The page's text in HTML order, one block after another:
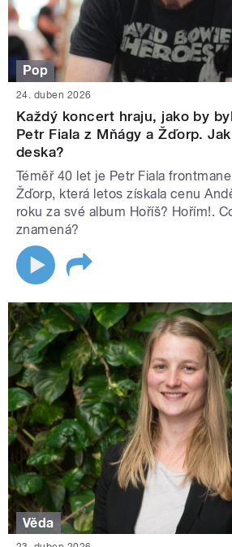
Pop
24. duben 2026
Každý koncert hraju, jako by
Petr Fiala z Mňágy a Žďorp.
deska?
Téměř 40 let je Petr Fiala
Žďorp, která letos získala cenu
roku za své album Hoříš? Hořím!.
znamená?
Věda